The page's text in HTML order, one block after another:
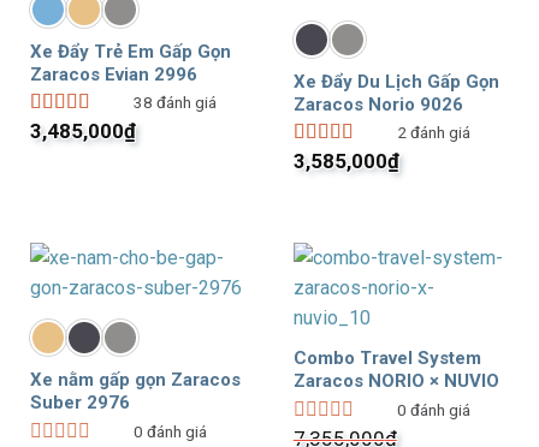
Xe Đẩy Trẻ Em Gấp Gọn
Zaracos Evian 2996
Được xếp
38 đánh giá
3,485,000₫
Xe Đẩy Du Lịch Gấp Gọn
Zaracos Norio 9026
Được xếp
2đánh giá
3,585,000₫
Xe nằm gấp gọn Zaracos
Suber 2976
0 đánh giá
Combo Travel System
Zaracos NORIO × NUVIO
Được
0 đánh giá
7,355,000₫